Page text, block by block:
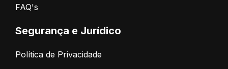
FAQ's
Segurança e Jurídico
Política de Privacidade